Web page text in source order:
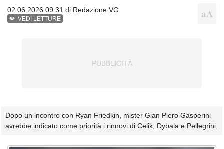
02.06.2026 09:31 di Redazione VG
VEDI LETTURE
Dopo un incontro con Ryan Friedkin, mister Gian Piero Gasperini
avrebbe indicato come priorità i rinnovi di Celik, Dybala e Pellegrini.